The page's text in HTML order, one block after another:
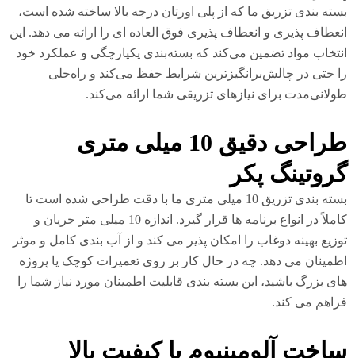
بندی تزریق ما که از پلی اورتان درجه بالا ساخته شده است،
پذیری و انعطاف پذیری فوق العاده ای را ارائه می دهد. این
مواد تضمین می‌کند که بسته‌بندی یکپارچگی و عملکرد خود
حتی در چالش‌برانگیزترین شرایط حفظ می‌کند و راه‌حلی
برای نیازهای تزریقی شما ارائه می‌کند.
طراحی دقیق 10 میلی متری
پکر
بسته بندی تزریق 10 میلی متری ما با دقت طراحی شده است تا
کاملاً در انواع برنامه ها قرار گیرد. اندازه 10 میلی متر جریان و
بهینه دوغاب را امکان پذیر می کند و از آب بندی کامل و موثر
می دهد. چه در حال کار بر روی تعمیرات کوچک یا پروژه
بزرگ باشید، این بسته بندی قابلیت اطمینان مورد نیاز شما را
می کند.
آلومینیوم با کیفیت بالا